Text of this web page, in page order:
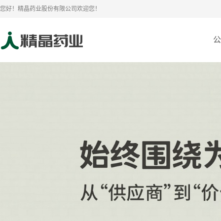
您好！精晶药业股份有限公司欢迎您！